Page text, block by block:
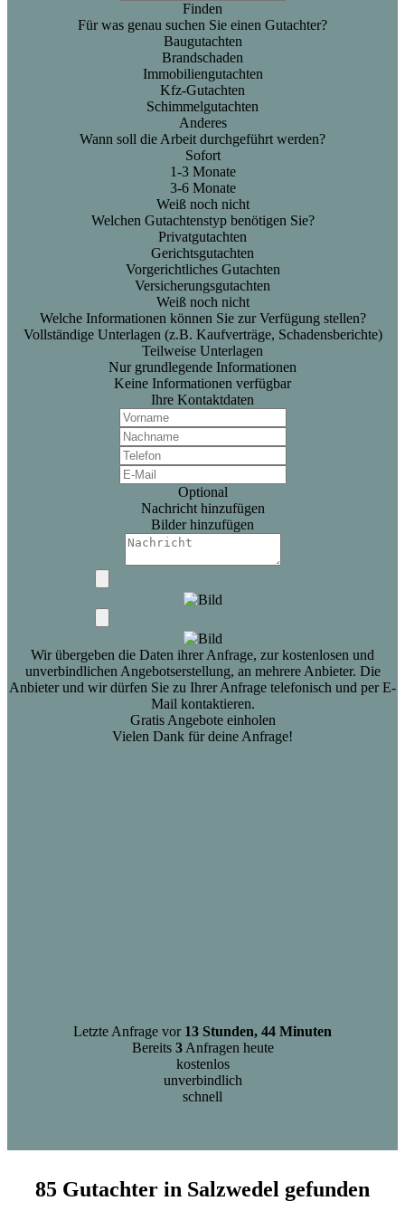
Finden
Für was genau suchen Sie einen Gutachter?
Baugutachten
Brandschaden
Immobiliengutachten
Kfz-Gutachten
Schimmelgutachten
Anderes
Wann soll die Arbeit durchgeführt werden?
Sofort
1-3 Monate
3-6 Monate
Weiß noch nicht
Welchen Gutachtenstyp benötigen Sie?
Privatgutachten
Gerichtsgutachten
Vorgerichtliches Gutachten
Versicherungsgutachten
Weiß noch nicht
Welche Informationen können Sie zur Verfügung stellen?
Vollständige Unterlagen (z.B. Kaufverträge, Schadensberichte)
Teilweise Unterlagen
Nur grundlegende Informationen
Keine Informationen verfügbar
Ihre Kontaktdaten
Optional
Nachricht hinzufügen
Bilder hinzufügen
Wir übergeben die Daten ihrer Anfrage, zur kostenlosen und
unverbindlichen Angebotserstellung, an mehrere Anbieter. Die
Anbieter und wir dürfen Sie zu Ihrer Anfrage telefonisch und per E-
Mail kontaktieren.
Gratis Angebote einholen
Vielen Dank für deine Anfrage!
Letzte Anfrage vor 13 Stunden, 44 Minuten
Bereits 3Anfragen heute
kostenlos
unverbindlich
schnell
85 Gutachter in Salzwedel gefunden